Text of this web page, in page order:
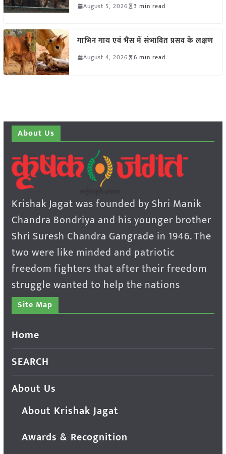
August 5, 2026 3 min read
गाभिन गाय एवं भैंस में संभावित प्रसव के लक्षण
August 4, 2026 6 min read
About Us
Krishak Jagat was founded by Shri Manik
Chandra Bondriya and his younger brother
Shri Suresh Chandra Gangrade in 1946. The
two were like minded and patriotic
freedom fighters that after their freedom
struggle wanted to help the nations
Site Map
Home
SEARCH
About Us
About Krishak Jagat
Awards & Recognition